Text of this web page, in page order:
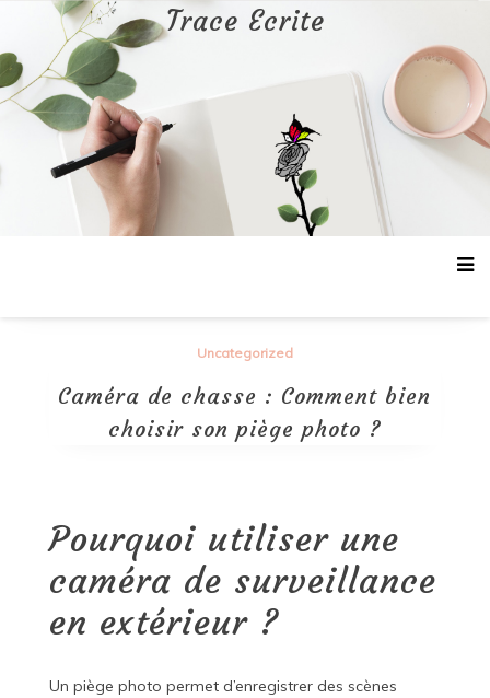
contenu
Trace Ecrite
Uncategorized
Caméra de chasse : Comment bien
choisir son piège photo ?
Pourquoi utiliser une
caméra de surveillance
en extérieur ?
Un piège photo permet d’enregistrer des scènes